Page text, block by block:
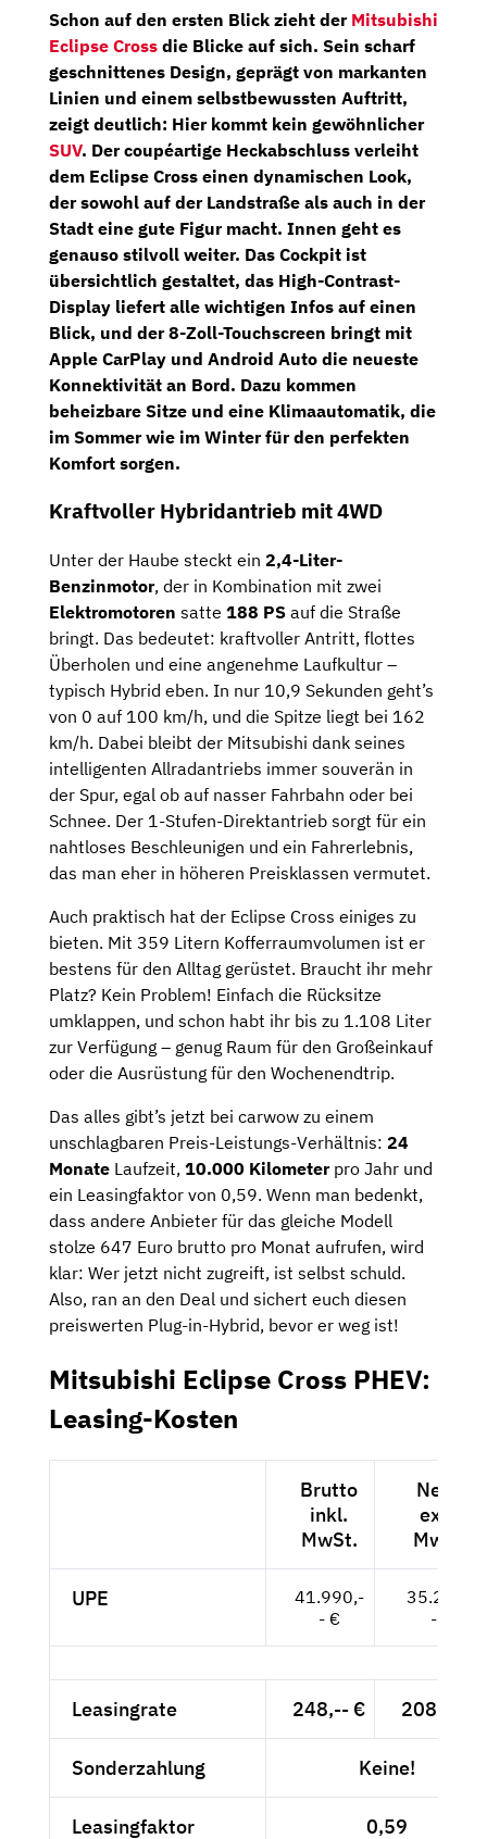
Schon auf den ersten Blick zieht der Mitsubishi
Eclipse Cross die Blicke auf sich. Sein scharf
geschnittenes Design, geprägt von markanten
Linien und einem selbstbewussten Auftritt,
zeigt deutlich: Hier kommt kein gewöhnlicher
SUV. Der coupéartige Heckabschluss verleiht
dem Eclipse Cross einen dynamischen Look,
der sowohl auf der Landstraße als auch in der
Stadt eine gute Figur macht. Innen geht es
genauso stilvoll weiter. Das Cockpit ist
übersichtlich gestaltet, das High-Contrast-
Display liefert alle wichtigen Infos auf einen
Blick, und der8-Zoll-Touchscreen bringt mit
Apple CarPlay und Android Auto die neueste
Konnektivität an Bord. Dazu kommen
beheizbare Sitze und eine Klimaautomatik, die
im Sommer wie im Winter für den perfekten
Komfort sorgen.
Kraftvoller Hybridantrieb mit 4WD
Unter der Haube steckt ein 2,4-Liter-
Benzinmotor, der in Kombination mit zwei
Elektromotoren satte 188 PS auf die Straße
bringt. Das bedeutet: kraftvoller Antritt, flottes
Überholen und eine angenehme Laufkultur –
typisch Hybrid eben. In nur 10,9 Sekunden geht’s
von 0 auf 100 km/h, und die Spitze liegt bei 162
km/h. Dabei bleibt der Mitsubishi dank seines
intelligenten Allradantriebs immer souverän in
der Spur, egal ob auf nasser Fahrbahn oder bei
Schnee. Der 1-Stufen-Direktantrieb sorgt für ein
nahtloses Beschleunigen und ein Fahrerlebnis,
das man eher in höheren Preisklassen vermutet.
Auch praktisch hat der Eclipse Cross einiges zu
bieten. Mit 359 Litern Kofferraumvolumen ist er
bestens für den Alltag gerüstet. Braucht ihr mehr
Platz? Kein Problem! Einfach die Rücksitze
umklappen, und schon habt ihr bis zu 1.108 Liter
zur Verfügung – genug Raum für den Großeinkauf
oder die Ausrüstung für den Wochenendtrip.
Das alles gibt’s jetzt bei carwow zu einem
unschlagbaren Preis-Leistungs-Verhältnis: 24
Monate Laufzeit, 10.000 Kilometerpro Jahr und
ein Leasingfaktor von 0,59. Wenn man bedenkt,
dass andere Anbieter für das gleiche Modell
stolze 647 Euro brutto pro Monat aufrufen, wird
klar: Wer jetzt nicht zugreift, ist selbst schuld.
Also, ran an den Deal und sichert euch diesen
preiswerten Plug-in-Hybrid, bevor er weg ist!
Mitsubishi Eclipse Cross PHEV:
Leasing-Kosten
Brutto
inkl.
MwSt.
Netto
exkl.
MwSt.
UPE
41.990,-
- €
35.286,-
- €
Leasingrate 248,-- € 208,40 €
Sonderzahlung Keine!
Leasingfaktor 0,59